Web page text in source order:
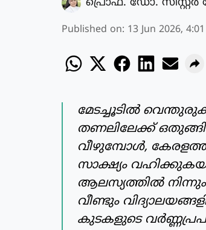
പ്രൊഫ. ഡോ.
Published on: 13 Jun 2026,
മേടച്ചൂടിൽ
തണലിലേക്ക്
വീഴുമ്പോൾ,
സാക്ഷ്യം
ആലസ്യത്തിൽ നിന്നും
വീണ്ടും
കുടകളുടെ